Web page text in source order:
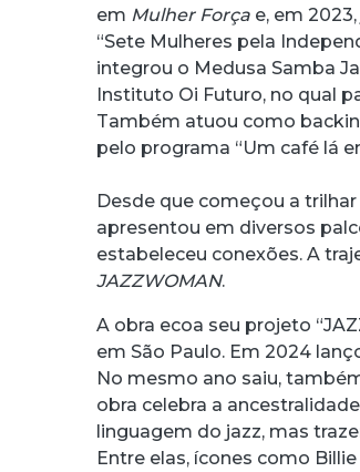
em Mulher Força e, em
“Sete Mulheres pela
integrou o Medusa Samba
Instituto Oi Futuro, no qual
Também atuou como
pelo programa “Um café lá
Desde que começou a
apresentou em diversos
estabeleceu conexões. A
JAZZWOMAN.
A obra ecoa seu projeto
em São Paulo. Em 2024
No mesmo ano saiu,
obra celebra a
linguagem do jazz, mas
Entre elas, ícones como